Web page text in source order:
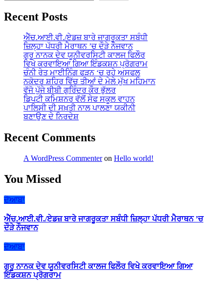
Recent Posts
ਐੱਚ.ਆਈ.ਵੀ./ਏਡਜ਼ ਬਾਰੇ ਜਾਗਰੂਕਤਾ ਸਬੰਧੀ
ਜ਼ਿਲ੍ਹਾ ਪੱਧਰੀ ਮੈਰਾਥਨ ’ਚ ਦੌੜੇ ਨੌਜਵਾਨ
ਗੁਰੂ ਨਾਨਕ ਦੇਵ ਯੂਨੀਵਰਸਿਟੀ ਕਾਲਜ ਫਿਲੌਰ
ਵਿਖੇ ਕਰਵਾਇਆ ਗਿਆ ਇੰਡਕਸ਼ਨ ਪ੍ਰੋਗਰਾਮ
ਚੰਨੀ ਰੇਤ ਮਾਈਨਿੰਗ ਫੜਨ ‘ਚ ਰਹੇ ਅਸਫਲ
ਨਕੋਦਰ ਸ਼ਹਿਰ ਵਿੱਚ ਤੀਆਂ ਦੇ ਮੇਲੇ ਮੁੱਖ ਮਹਿਮਾਨ
ਵੱਜੋ ਪੁੱਜੇ ਬੀਬੀ ਗੁਰਿੰਦਰ ਕੌਰ ਭੁੱਲਰ
ਡਿਪਟੀ ਕਮਿਸ਼ਨਰ ਵੱਲੋਂ ਸੇਫ ਸਕੂਲ ਵਾਹਨ
ਪਾਲਿਸੀ ਦੀ ਸਖ਼ਤੀ ਨਾਲ ਪਾਲਣਾ ਯਕੀਨੀ
ਬਣਾਉਣ ਦੇ ਨਿਰਦੇਸ਼
Recent Comments
A WordPress Commenteron Hello world!
You Missed
ਦੋਆਬਾ
ਐੱਚ.ਆਈ.ਵੀ./ਏਡਜ਼ ਬਾਰੇ ਜਾਗਰੂਕਤਾ ਸਬੰਧੀ ਜ਼ਿਲ੍ਹਾ ਪੱਧਰੀ ਮੈਰਾਥਨ ’ਚ
ਦੌੜੇ ਨੌਜਵਾਨ
ਦੋਆਬਾ
ਗੁਰੂ ਨਾਨਕ ਦੇਵ ਯੂਨੀਵਰਸਿਟੀ ਕਾਲਜ ਫਿਲੌਰ ਵਿਖੇ ਕਰਵਾਇਆ ਗਿਆ
ਇੰਡਕਸ਼ਨ ਪ੍ਰੋਗਰਾਮ